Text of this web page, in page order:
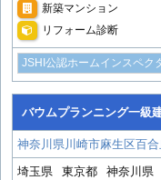
新築マンション
リフォーム診断
JSHI公認ホームインスペク
バウムプランニング一級
神奈川県川崎市麻生区百
埼玉県
東京都
神奈川県